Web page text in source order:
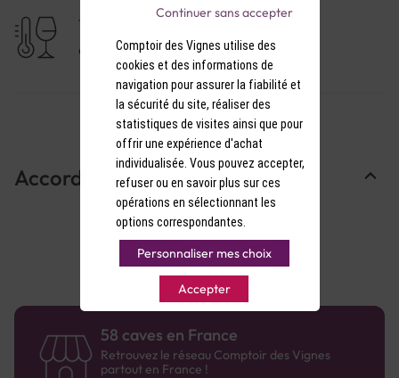
NOTE DE DEGUSTATION :
Couleur : Couleur saumon pâle avec des reflets gris.
Arômes : Nez net et expressif de fruits rouges tels
que la framboise.
Saveurs : Bon équilibre en bouche entre le fruit et le
caractère du vin.
TEMPÉRATURE DE SERVICE
9-10°C
Accords Mets & Vins
58 caves en France
Retrouvez le réseau Comptoir des Vignes
partout en France !
Comptoir des Vignes utilise des
cookies et des informations de
navigation pour assurer la fiabilité et
la sécurité du site, réaliser des
statistiques de visites ainsi que pour
offrir une expérience d'achat
individualisée. Vous pouvez accepter,
refuser ou en savoir plus sur ces
opérations en sélectionnant les
options correspondantes.
Personnaliser mes choix
Accepter
Continuer sans accepter